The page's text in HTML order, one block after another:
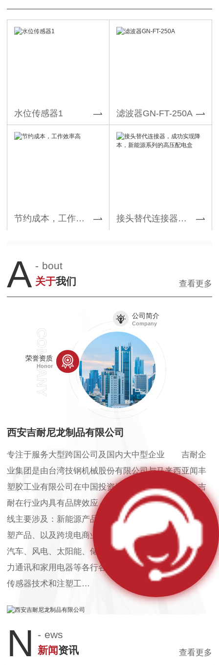
水位传感器1 滤波器GN-FT-250A
节约成本，工作效率高 接头替代连接器，成功实现降本，新能源系列的高压配电盒
A - bout
关于我们 查看更多
COMPANY
荣誉资质
Honor
公司简介
Company
西安吉耐尼龙制品有限公司
专注于服务大型跨国公司及国内大中型企业 吉耐企
业集团是由台湾技钢机械股份有限公司与马来西亚闻丰
塑胶工业有限公司在中国投资兴建的外资企业。 吉
耐在行业内具有品牌效应，已是国内业届的企业。产品
线主要涉及：新能源产品、传感器部件、配线产品、模
塑产品、以及跨境电商业务。产品被广泛应用于新能源
汽车、风电、太阳能、储能、轨道交通、机械制造、电
力通讯和家用电器等各行各业。集团还充分利用自身在
传感器技术和注塑工…
N - ews
新闻资讯 查看更多